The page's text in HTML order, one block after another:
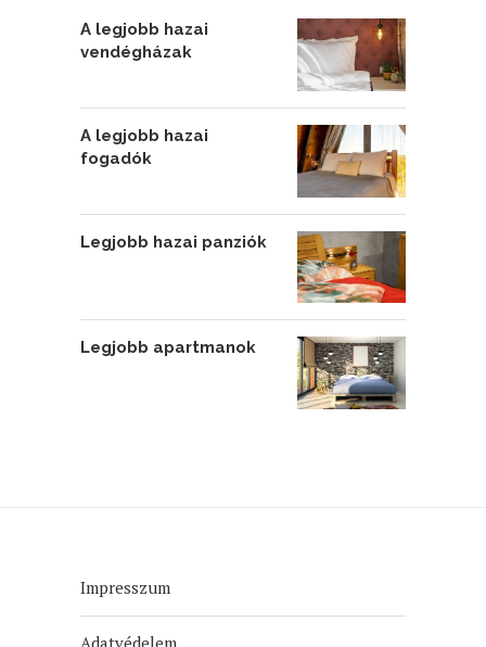
A legjobb hazai
vendégházak
A legjobb hazai
fogadók
Legjobb hazai panziók
Legjobb apartmanok
Impresszum
Adatvédelem